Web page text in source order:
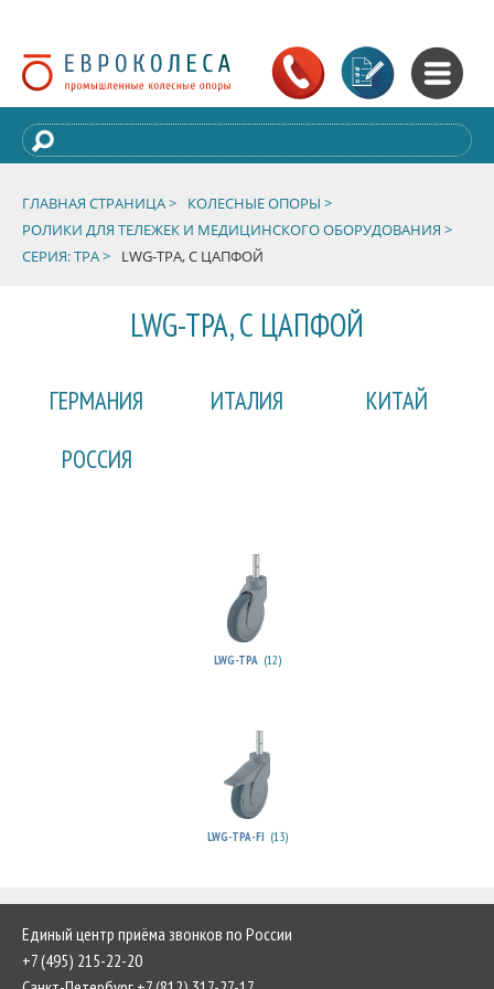
ГЛАВНАЯ СТРАНИЦА >
КОЛЕСНЫЕ ОПОРЫ >
РОЛИКИ ДЛЯ ТЕЛЕЖЕК И МЕДИЦИНСКОГО ОБОРУДОВАНИЯ >
СЕРИЯ: TPA >
LWG-TPA, С ЦАПФОЙ
LWG-TPA, С ЦАПФОЙ
ГЕРМАНИЯ ИТАЛИЯ
КИТАЙ
РОССИЯ
LWG-TPA (12)
LWG-TPA-FI (13)
Единый центр приёма звонков по России
+7 (495) 215-22-20